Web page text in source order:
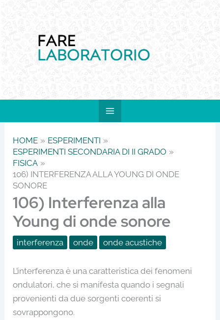
contenuto
HOME
ESPERIMENTI
ESPERIMENTI SECONDARIA DI II GRADO
FISICA
106) INTERFERENZA ALLA YOUNG DI ONDE
SONORE
106) Interferenza alla
Young di onde sonore
interferenza onde onde acustiche
L’interferenza è una caratteristica dei fenomeni
ondulatori, che si manifesta quando i segnali
provenienti da due sorgenti coerenti si
sovrappongono.